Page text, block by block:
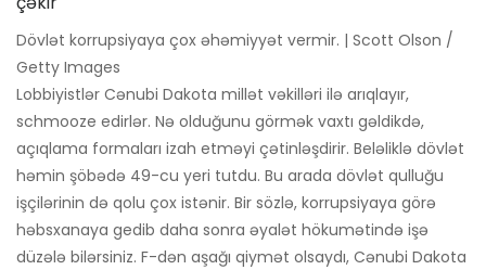
Dövlət korrupsiyaya çox əhəmiyyət vermir. | Scott Olson /
Getty Images
Lobbiyistlər Cənubi Dakota millət vəkilləri ilə arıqlayır,
schmooze edirlər. Nə olduğunu görmək vaxtı gəldikdə,
açıqlama formaları izah etməyi çətinləşdirir. Beləliklə dövlət
həmin şöbədə 49-cu yeri tutdu. Bu arada dövlət qulluğu
işçilərinin də qolu çox istənir. Bir sözlə, korrupsiyaya görə
həbsxanaya gedib daha sonra əyalət hökumətində işə
düzələ bilərsiniz. F-dən aşağı qiymət olsaydı, Cənubi Dakota